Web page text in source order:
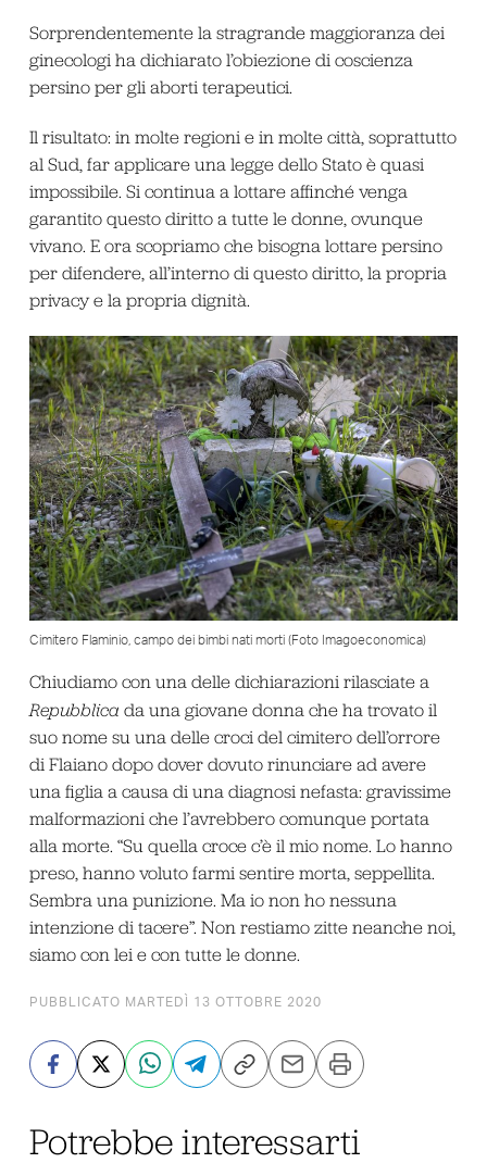
Sorprendentemente la stragrande maggioranza dei
ginecologi ha dichiarato l’obiezione di coscienza
persino per gli aborti terapeutici.
Il risultato: in molte regioni e in molte città, soprattutto
al Sud, far applicare una legge dello Stato è quasi
impossibile. Si continua a lottare affinché venga
garantito questo diritto a tutte le donne, ovunque
vivano. E ora scopriamo che bisogna lottare persino
per difendere, all’interno di questo diritto, la propria
privacy e la propria dignità.
Cimitero Flaminio, campo dei bimbi nati morti (Foto Imagoeconomica)
Chiudiamo con una delle dichiarazioni rilasciate a
Repubblica da una giovane donna che ha trovato il
suo nome su una delle croci del cimitero dell’orrore
di Flaiano dopo dover dovuto rinunciare ad avere
una figlia a causa di una diagnosi nefasta: gravissime
malformazioni che l’avrebbero comunque portata
alla morte. “Su quella croce c’è il mio nome. Lo hanno
preso, hanno voluto farmi sentire morta, seppellita.
Sembra una punizione. Ma io non ho nessuna
intenzione di tacere”. Non restiamo zitte neanche noi,
siamo con lei e con tutte le donne.
PUBBLICATO MARTEDÌ 13 OTTOBRE 2020
Potrebbe interessarti